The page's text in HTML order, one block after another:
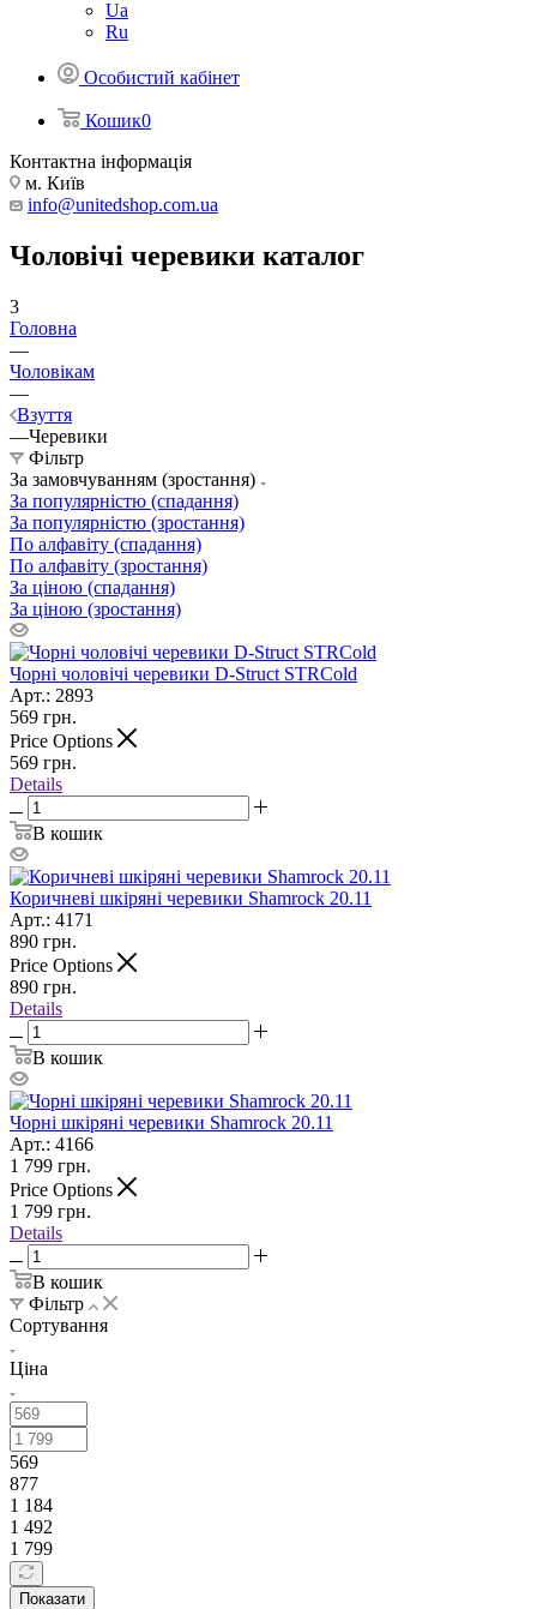
Ua
Ru
Особистий кабінет
Кошик0
Контактна інформація
м. Київ
info@unitedshop.com.ua
Чоловічі черевики каталог
3
Головна
—
Чоловікам
—
Взуття
—Черевики
Фільтр
За замовчуванням (зростання)
За популярністю (спадання)
За популярністю (зростання)
По алфавіту (спадання)
По алфавіту (зростання)
За ціною (спадання)
За ціною (зростання)
Чорні чоловічі черевики D-Struct STRCold
Арт.: 2893
569 грн.
Price Options
569 грн.
Details
В кошик
Коричневі шкіряні черевики Shamrock 20.11
Арт.: 4171
890 грн.
Price Options
890 грн.
Details
В кошик
Чорні шкіряні черевики Shamrock 20.11
Арт.: 4166
1 799 грн.
Price Options
1 799 грн.
Details
В кошик
Фільтр
Сортування
Ціна
569
877
1 184
1 492
1 799
Показати